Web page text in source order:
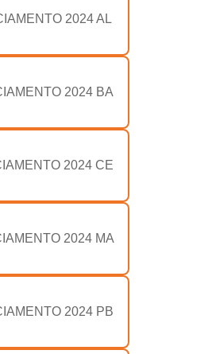
2024 AL
2024 BA
2024 CE
2024 MA
2024 PB